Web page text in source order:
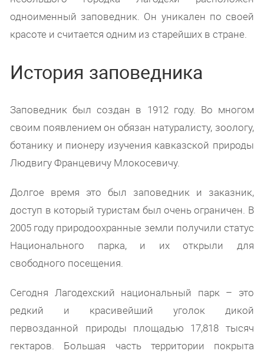
одноименный заповедник. Он уникален по своей
красоте и считается одним из старейших в стране.
История заповедника
Заповедник был создан в 1912 году. Во многом
своим появлением он обязан натуралисту, зоологу,
ботанику и пионеру изучения кавказской природы
Людвигу Францевичу Млокосевичу.
Долгое время это был заповедник и заказник,
доступ в который туристам был очень ограничен. В
2005 году природоохранные земли получили статус
Национального парка, и их открыли для
свободного посещения.
Сегодня Лагодехский национальный парк – это
редкий и красивейший уголок дикой
первозданной природы площадью 17,818 тысяч
гектаров. Большая часть территории покрыта